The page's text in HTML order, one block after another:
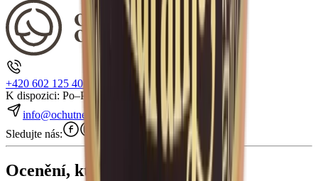
+420 602 125 400
K dispozici: Po–Pá 7:00–15:30
info@ochutnejorech.cz
Sledujte nás:
Ocenění, která mluví za nás